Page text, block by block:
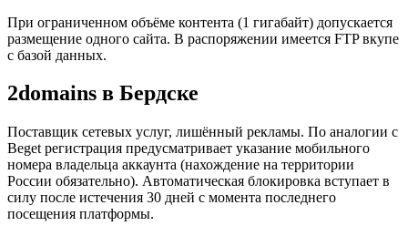
При ограниченном объёме контента (1 гигабайт) допускается
размещение одного сайта. В распоряжении имеется FTP вкупе
с базой данных.
2domains в Бердске
Поставщик сетевых услуг, лишённый рекламы. По аналогии с
Beget регистрация предусматривает указание мобильного
номера владельца аккаунта (нахождение на территории
России обязательно). Автоматическая блокировка вступает в
силу после истечения 30 дней с момента последнего
посещения платформы.